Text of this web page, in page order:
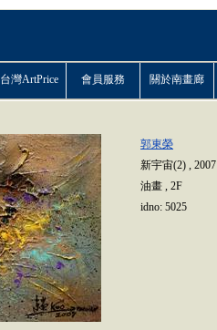
台灣ArtPrice 會員服務 關於南畫廊
郭東榮
新宇宙(2) , 2007
油畫 , 2F
idno: 5025